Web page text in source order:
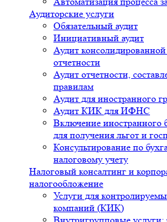
Аудиторские услуги
Обязательный аудит
Инициативный аудит
Аудит
отчетности
Аудит отчетности,
правилам
Аудит для иностранного
Аудит КИК для ИФНС
Включение иностранного
для получения льгот и
Консультирование по
налоговому учету
Налоговый консалтинг и
налогообложение
Услуги для
компаний (КИК)